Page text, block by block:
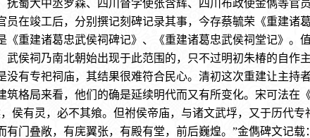
蜀大中丞罗森、四川督学使张含辉、四川布政使金儁等官
在竣工后，分别撰记刻碑记录其事，今存蔡毓荣《重建诸
重建诸葛忠武侯祠碑记》、《重建诸葛忠武侯祠堂记》。
侯祠乃南北朝始出现于此范围的，只不过明初朱椿的自作
有专祀祠庙，其结果很难符合民心。清初这次重建让主持
格局来看，他们的确是延续明代而又有所变化。宋可法在
有灵，必不其飨。但祔侯帝庙，与诸文武垺，又于历代专
门叠敞，有庑翼张，有殿有堂，前后巍煌。”金儁碑文记载